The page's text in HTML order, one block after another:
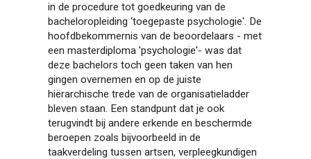
in de procedure tot goedkeuring van de
bacheloropleiding ‘toegepaste psychologie'. De
hoofdbekommernis van de beoordelaars - met
een masterdiploma 'psychologie'- was dat
deze bachelors toch geen taken van hen
gingen overnemen en op de juiste
hiërarchische trede van de organisatieladder
bleven staan. Een standpunt dat je ook
terugvindt bij andere erkende en beschermde
beroepen zoals bijvoorbeeld in de
taakverdeling tussen artsen, verpleegkundigen